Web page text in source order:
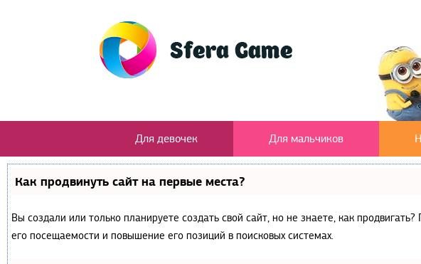
Для девочек Для мальчиков
Как продвинуть сайт на первые места?
Вы создали или только планируете создать свой сайт, но не знаете, как
его посещаемости и повышение его позиций в поисковых системах.